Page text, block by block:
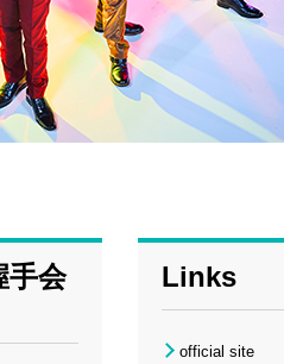
手会
Links
official site